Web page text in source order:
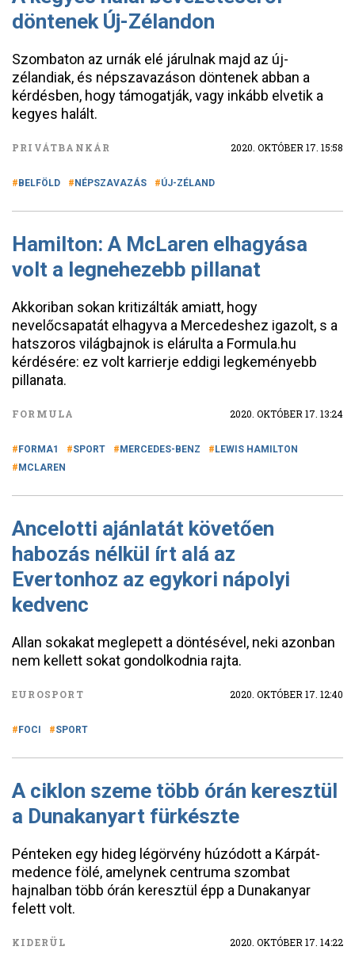
döntenek Új-Zélandon
Szombaton az urnák elé járulnak majd az új-
zélandiak, és népszavazáson döntenek abban a
kérdésben, hogy támogatják, vagy inkább elvetik a
kegyes halált.
PRIVÁTBANKÁR 2020. OKTÓBER 17. 15:58
BELFÖLD NÉPSZAVAZÁS ÚJ-ZÉLAND
Hamilton: A McLaren elhagyása
volt a legnehezebb pillanat
Akkoriban sokan kritizálták amiatt, hogy
nevelőcsapatát elhagyva a Mercedeshez igazolt, s a
hatszoros világbajnok is elárulta a Formula.hu
kérdésére: ez volt karrierje eddigi legkeményebb
pillanata.
FORMULA 2020. OKTÓBER 17. 13:24
FORMA1 SPORT MERCEDES-BENZ
LEWIS HAMILTON
MCLAREN
Ancelotti ajánlatát követően
habozás nélkül írt alá az
Evertonhoz az egykori nápolyi
kedvenc
Allan sokakat meglepett a döntésével, neki azonban
nem kellett sokat gondolkodnia rajta.
EUROSPORT 2020. OKTÓBER 17. 12:40
FOCI SPORT
A ciklon szeme több órán keresztül
a Dunakanyart fürkészte
Pénteken egy hideg légörvény húzódott a Kárpát-
medence fölé, amelynek centruma szombat
hajnalban több órán keresztül épp a Dunakanyar
felett volt.
KIDERÜL 2020. OKTÓBER 17. 14:22